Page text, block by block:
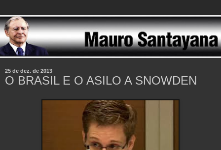
25 de dez. de 2013
O BRASIL E O ASILO A SNOWDEN